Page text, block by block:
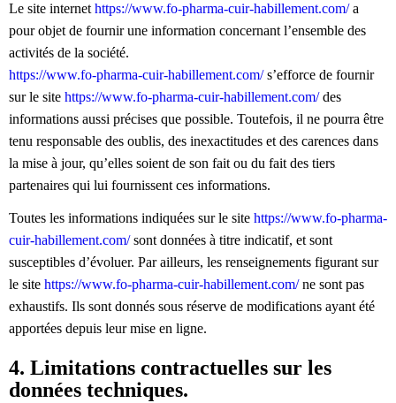
Le site internet https://www.fo-pharma-cuir-habillement.com/a
pour objet de fournir une information concernant l’ensemble des
activités de la société.
https://www.fo-pharma-cuir-habillement.com/s’efforce de fournir
sur le site https://www.fo-pharma-cuir-habillement.com/des
informations aussi précises que possible. Toutefois, il ne pourra être
tenu responsable des oublis, des inexactitudes et des carences dans
la mise à jour, qu’elles soient de son fait ou du fait des tiers
partenaires qui lui fournissent ces informations.
Toutes les informations indiquées sur le site https://www.fo-pharma-
cuir-habillement.com/sont données à titre indicatif, et sont
susceptibles d’évoluer. Par ailleurs, les renseignements figurant sur
le site https://www.fo-pharma-cuir-habillement.com/ne sont pas
exhaustifs. Ils sont donnés sous réserve de modifications ayant été
apportées depuis leur mise en ligne.
4. Limitations contractuelles sur les
données techniques.